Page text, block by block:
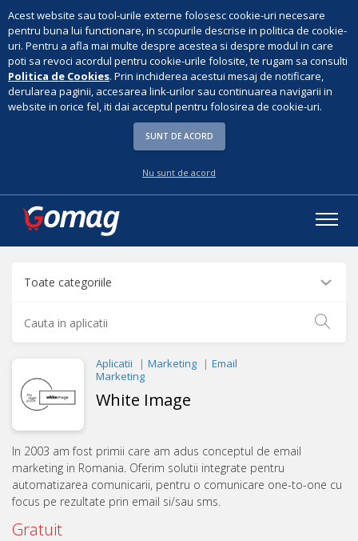
Acest website sau tool-urile externe folosesc cookie-uri necesare
pentru buna lui functionare, in scopurile descrise in politica de cookie-
uri. Pentru a afla mai multe despre acestea si despre modul in care
poti sa revoci acordul pentru cookie-urile folosite, te rugam sa consulti
Politica de Cookies. Prin inchiderea acestui mesaj de notificare,
derularea paginii, accesarea link-urilor sau continuarea navigarii in
website in orice fel, iti dai acceptul pentru folosirea de cookie-uri.
SUNT DE ACORD
Nu sunt de acord
Aplicatii Marketing
Email
Marketing
White Image
In 2003 am fost primii care am adus conceptul de email
marketing in Romania. Oferim solutii integrate pentru
automatizarea comunicarii, pentru o comunicare one-to-one cu
focus pe rezultate prin email si/sau sms.
Gratuit